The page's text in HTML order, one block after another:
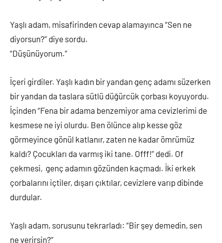
Yaşlı adam, misafirinden cevap alamayınca “Sen ne
diyorsun?” diye sordu.
“Düşünüyorum.”
İçeri girdiler. Yaşlı kadın bir yandan genç adamı süzerken
bir yandan da taslara sütlü düğürcük çorbası koyuyordu.
İçinden “Fena bir adama benzemiyor ama cevizlerimi de
kesmese ne iyi olurdu. Ben ölünce alıp kesse göz
görmeyince gönül katlanır, zaten ne kadar ömrümüz
kaldı? Çocukları da varmış iki tane. Offf!” dedi. Of
çekmesi, genç adamın gözünden kaçmadı. İki erkek
çorbalarını içtiler, dışarı çıktılar, cevizlere varıp dibinde
durdular.
Yaşlı adam, sorusunu tekrarladı: “Bir şey demedin, sen
ne verirsin?”